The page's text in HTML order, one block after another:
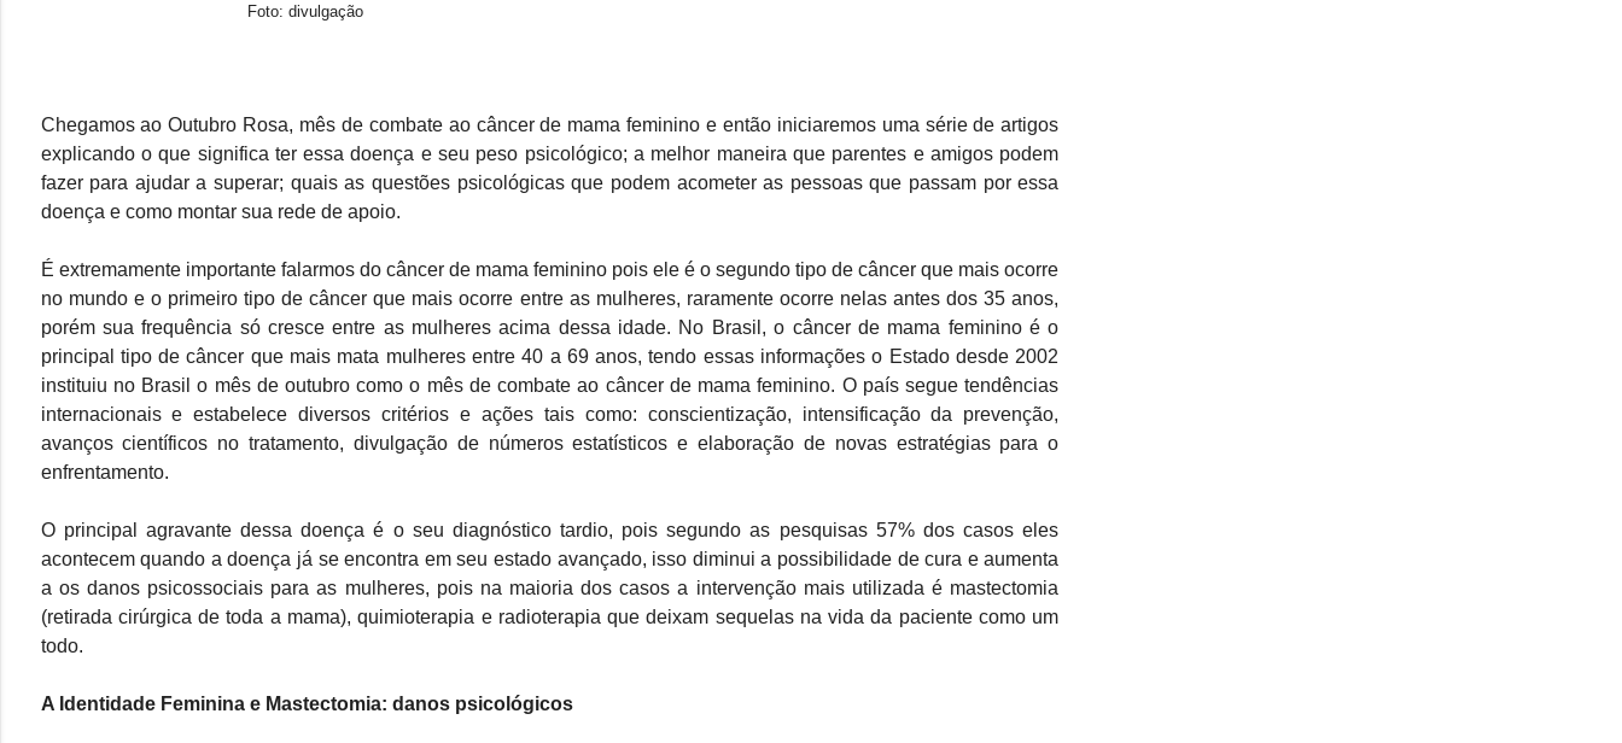
Foto: divulgação
Chegamos ao Outubro Rosa, mês de combate ao câncer de mama feminino e então iniciaremos uma série de artigos
explicando o que significa ter essa doença e seu peso psicológico; a melhor maneira que parentes e amigos podem
fazer para ajudar a superar; quais as questões psicológicas que podem acometer as pessoas que passam por essa
doença e como montar sua rede de apoio.
É extremamente importante falarmos do câncer de mama feminino pois ele é o segundo tipo de câncer que mais ocorre
no mundo e o primeiro tipo de câncer que mais ocorre entre as mulheres, raramente ocorre nelas antes dos 35 anos,
porém sua frequência só cresce entre as mulheres acima dessa idade. No Brasil, o câncer de mama feminino é o
principal tipo de câncer que mais mata mulheres entre 40 a 69 anos, tendo essas informações o Estado desde 2002
instituiu no Brasil o mês de outubro como o mês de combate ao câncer de mama feminino. O país segue tendências
internacionais e estabelece diversos critérios e ações tais como: conscientização, intensificação da prevenção,
avanços científicos no tratamento, divulgação de números estatísticos e elaboração de novas estratégias para o
enfrentamento.
O principal agravante dessa doença é o seu diagnóstico tardio, pois segundo as pesquisas 57% dos casos eles
acontecem quando a doença já se encontra em seu estado avançado, isso diminui a possibilidade de cura e aumenta
a os danos psicossociais para as mulheres, pois na maioria dos casos a intervenção mais utilizada é mastectomia
(retirada cirúrgica de toda a mama), quimioterapia e radioterapia que deixam sequelas na vida da paciente como um
todo.
A Identidade Feminina e Mastectomia: danos psicológicos